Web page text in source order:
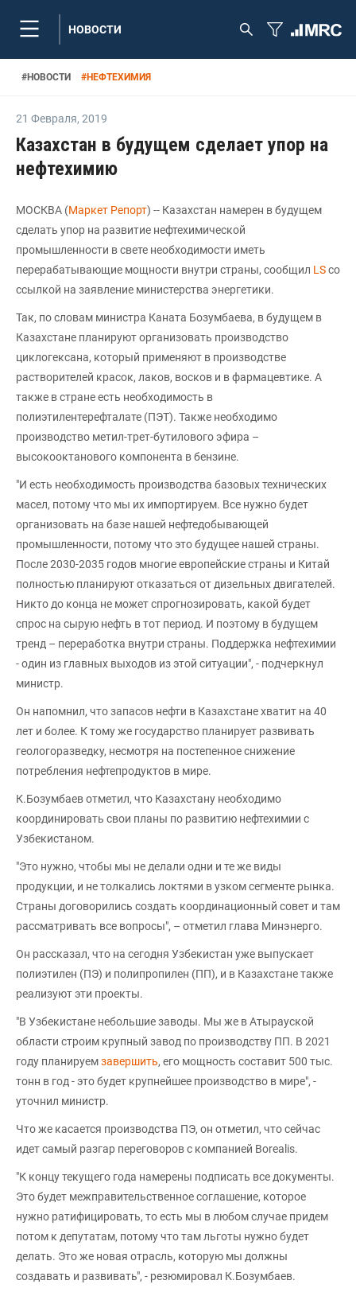
НОВОСТИ
#НОВОСТИ #НЕФТЕХИМИЯ
21 Февраля, 2019
Казахстан в будущем сделает упор на
нефтехимию
МОСКВА (Маркет Репорт) -- Казахстан намерен в будущем
сделать упор на развитие нефтехимической
промышленности в свете необходимости иметь
перерабатывающие мощности внутри страны, сообщил LSсо
ссылкой на заявление министерства энергетики.
Так, по словам министра Каната Бозумбаева, в будущем в
Казахстане планируют организовать производство
циклогексана, который применяют в производстве
растворителей красок, лаков, восков и в фармацевтике. А
также в стране есть необходимость в
полиэтилентерефталате (ПЭТ). Также необходимо
производство метил-трет-бутилового эфира –
высокооктанового компонента в бензине.
"И есть необходимость производства базовых технических
масел, потому что мы их импортируем. Все нужно будет
организовать на базе нашей нефтедобывающей
промышленности, потому что это будущее нашей страны.
После 2030-2035 годов многие европейские страны и Китай
полностью планируют отказаться от дизельных двигателей.
Никто до конца не может спрогнозировать, какой будет
спрос на сырую нефть в тот период. И поэтому в будущем
тренд – переработка внутри страны. Поддержка нефтехимии
- один из главных выходов из этой ситуации", - подчеркнул
министр.
Он напомнил, что запасов нефти в Казахстане хватит на 40
лет и более. К тому же государство планирует развивать
геологоразведку, несмотря на постепенное снижение
потребления нефтепродуктов в мире.
К.Бозумбаев отметил, что Казахстану необходимо
координировать свои планы по развитию нефтехимии с
Узбекистаном.
"Это нужно, чтобы мы не делали одни и те же виды
продукции, и не толкались локтями в узком сегменте рынка.
Страны договорились создать координационный совет и там
рассматривать все вопросы", – отметил глава Минэнерго.
Он рассказал, что на сегодня Узбекистан уже выпускает
полиэтилен (ПЭ) и полипропилен (ПП), и в Казахстане также
реализуют эти проекты.
"В Узбекистане небольшие заводы. Мы же в Атырауской
области строим крупный завод по производству ПП. В 2021
году планируемзавершить, его мощность составит 500 тыс.
тонн в год - это будет крупнейшее производство в мире", -
уточнил министр.
Что же касается производства ПЭ, он отметил, что сейчас
идет самый разгар переговоров с компанией Borealis.
"К концу текущего года намерены подписать все документы.
Это будет межправительственное соглашение, которое
нужно ратифицировать, то есть мы в любом случае придем
потом к депутатам, потому что там льготы нужно будет
делать. Это же новая отрасль, которую мы должны
создавать и развивать", - резюмировал К.Бозумбаев.